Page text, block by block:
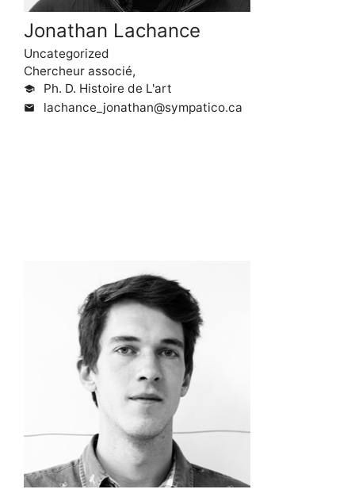
Jonathan Lachance
Uncategorized
Chercheur associé,
school Ph. D. Histoire de L'art
mail lachance_jonathan@sympatico.ca